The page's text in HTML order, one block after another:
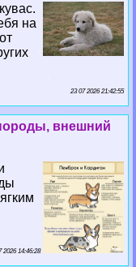
на
23 07 2026 21:42:55
внешний
2026 14:46:28